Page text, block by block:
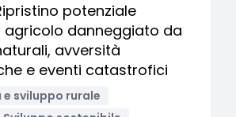
potenziale
danneggiato da
avversità
e eventi catastrofici
sviluppo rurale